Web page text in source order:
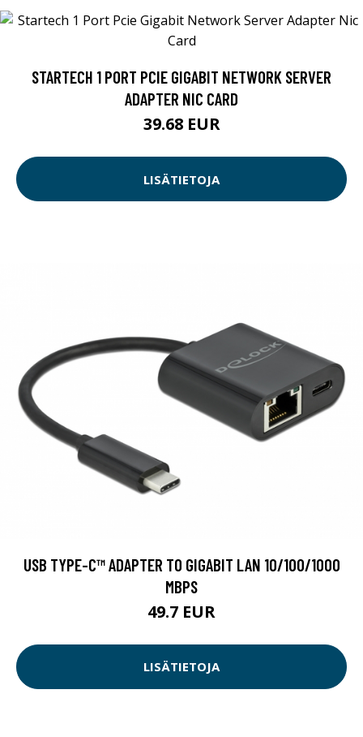
STARTECH 1 PORT PCIE GIGABIT NETWORK SERVER
ADAPTER NIC CARD
39.68 EUR
LISÄTIETOJA
USB TYPE-C™ ADAPTER TO GIGABIT LAN 10/100/1000
MBPS
49.7 EUR
LISÄTIETOJA